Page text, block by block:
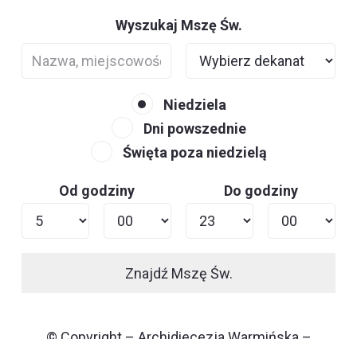
Wyszukaj Mszę Św.
Niedziela
Dni powszednie
Święta poza niedzielą
Od godziny Do godziny
Znajdź Mszę Św.